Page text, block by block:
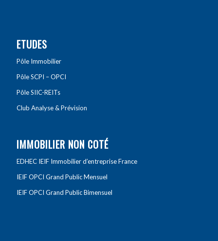
ETUDES
Pôle Immobilier
Pôle SCPI – OPCI
Pôle SIIC-REITs
Club Analyse & Prévision
IMMOBILIER NON COTÉ
EDHEC IEIF Immobilier d’entreprise France
IEIF OPCI Grand Public Mensuel
IEIF OPCI Grand Public Bimensuel